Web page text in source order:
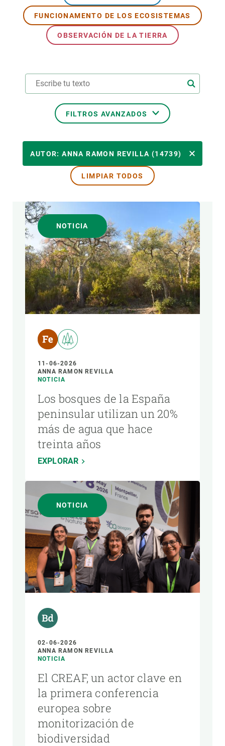
FUNCIONAMENTO DE LOS ECOSISTEMAS
OBSERVACIÓN DE LA TIERRA
FILTROS AVANZADOS
TEMAS TRANSVERSALES
FORMATO
AUTOR
AUTOR: ANNA RAMON REVILLA (14739)
LIMPIAR TODOS
NOTICIA
11-06-2026
ANNA RAMON REVILLA
NOTICIA
Los bosques de la España
peninsular utilizan un 20%
más de agua que hace
treinta años
EXPLORAR
NOTICIA
02-06-2026
ANNA RAMON REVILLA
NOTICIA
El CREAF, un actor clave en
la primera conferencia
europea sobre
monitorización de
biodiversidad
PARTICIPA
NOTICIAS Y AGENDA